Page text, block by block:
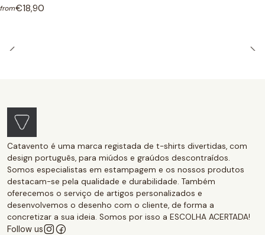
from€18,90
Catavento é uma marca registada de t-shirts divertidas, com
design português, para miúdos e graúdos descontraídos.
Somos especialistas em estampagem e os nossos produtos
destacam-se pela qualidade e durabilidade. Também
oferecemos o serviço de artigos personalizados e
desenvolvemos o desenho com o cliente, de forma a
concretizar a sua ideia. Somos por isso a ESCOLHA ACERTADA!
Follow us